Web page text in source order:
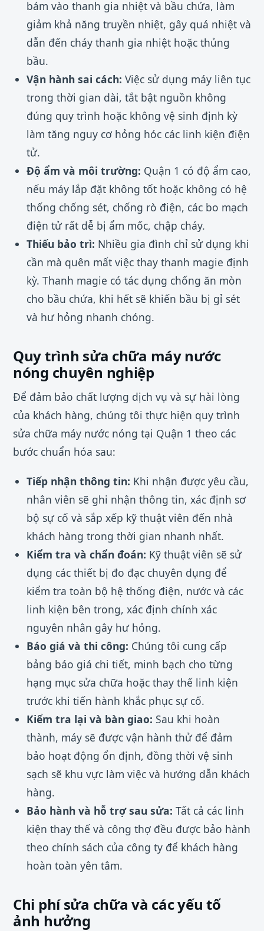
bám vào thanh gia nhiệt và bầu chứa, làm
giảm khả năng truyền nhiệt, gây quá nhiệt và
dẫn đến cháy thanh gia nhiệt hoặc thủng
bầu.
Vận hành sai cách: Việc sử dụng máy liên tục
trong thời gian dài, tắt bật nguồn không
đúng quy trình hoặc không vệ sinh định kỳ
làm tăng nguy cơ hỏng hóc các linh kiện điện
tử.
Độ ẩm và môi trường: Quận 1 có độ ẩm cao,
nếu máy lắp đặt không tốt hoặc không có hệ
thống chống sét, chống rò điện, các bo mạch
điện tử rất dễ bị ẩm mốc, chập cháy.
Thiếu bảo trì: Nhiều gia đình chỉ sử dụng khi
cần mà quên mất việc thay thanh magie định
kỳ. Thanh magie có tác dụng chống ăn mòn
cho bầu chứa, khi hết sẽ khiến bầu bị gỉ sét
và hư hỏng nhanh chóng.
Quy trình sửa chữa máy nước
nóng chuyên nghiệp
Để đảm bảo chất lượng dịch vụ và sự hài lòng
của khách hàng, chúng tôi thực hiện quy trình
sửa chữa máy nước nóng tại Quận 1 theo các
bước chuẩn hóa sau:
Tiếp nhận thông tin: Khi nhận được yêu cầu,
nhân viên sẽ ghi nhận thông tin, xác định sơ
bộ sự cố và sắp xếp kỹ thuật viên đến nhà
khách hàng trong thời gian nhanh nhất.
Kiểm tra và chẩn đoán: Kỹ thuật viên sẽ sử
dụng các thiết bị đo đạc chuyên dụng để
kiểm tra toàn bộ hệ thống điện, nước và các
linh kiện bên trong, xác định chính xác
nguyên nhân gây hư hỏng.
Báo giá và thi công: Chúng tôi cung cấp
bảng báo giá chi tiết, minh bạch cho từng
hạng mục sửa chữa hoặc thay thế linh kiện
trước khi tiến hành khắc phục sự cố.
Kiểm tra lại và bàn giao: Sau khi hoàn
thành, máy sẽ được vận hành thử để đảm
bảo hoạt động ổn định, đồng thời vệ sinh
sạch sẽ khu vực làm việc và hướng dẫn khách
hàng.
Bảo hành và hỗ trợ sau sửa: Tất cả các linh
kiện thay thế và công thợ đều được bảo hành
theo chính sách của công ty để khách hàng
hoàn toàn yên tâm.
Chi phí sửa chữa và các yếu tố
ảnh hưởng